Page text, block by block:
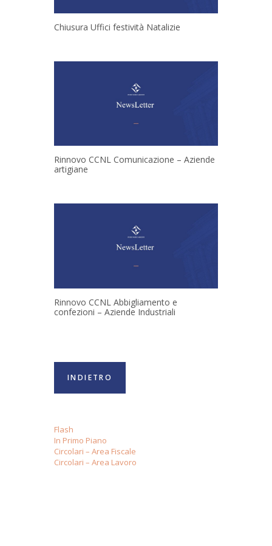
Chiusura Uffici festività Natalizie
Rinnovo CCNL Comunicazione – Aziende
artigiane
Rinnovo CCNL Abbigliamento e
confezioni – Aziende Industriali
INDIETRO
Flash
In Primo Piano
Circolari – Area Fiscale
Circolari – Area Lavoro